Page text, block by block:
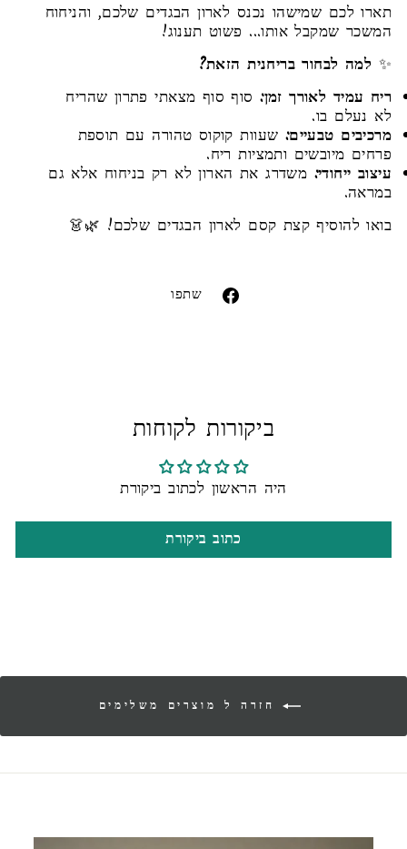
תארו לכם שמישהו נכנס לארון הבגדים שלכם, והניחוח
המשכר שמקבל אותו... פשוט תענוג!
✨ למה לבחור בריחנית הזאת?
ריח עמיד לאורך זמן:סוף סוף מצאתי פתרון שהריח
לא נעלם בו.
מרכיבים טבעיים: שעוות קוקוס טהורה עם תוספת
פרחים מיובשים ותמציות ריח.
עיצוב ייחודי: משדרג את הארון לא רק בניחוח אלא גם
במראה.
בואו להוסיף קצת קסם לארון הבגדים שלכם! 🌿👗
invalid url input
שתפו
ביקורות לקוחות
היה הראשון לכתוב ביקורת
כתוב ביקורת
חזרה ל מוצרים משלימים